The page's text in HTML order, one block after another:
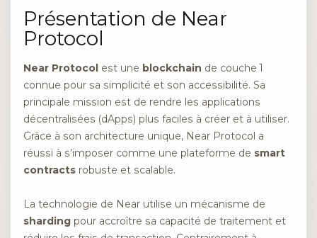
Présentation de Near
Protocol
Near Protocol est une blockchain de couche 1
connue pour sa simplicité et son accessibilité. Sa
principale mission est de rendre les applications
décentralisées (dApps) plus faciles à créer et à utiliser.
Grâce à son architecture unique, Near Protocol a
réussi à s’imposer comme une plateforme de smart
contracts robuste et scalable.
La technologie de Near utilise un mécanisme de
sharding pour accroître sa capacité de traitement et